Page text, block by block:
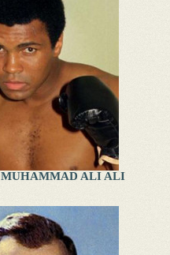
MUHAMMAD ALI ALI